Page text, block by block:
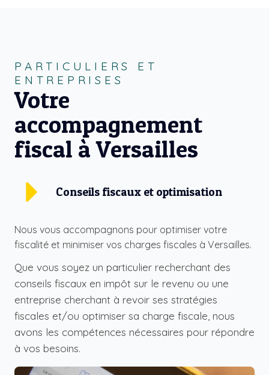
PARTICULIERS ET
ENTREPRISES
Votre
accompagnement
fiscal à Versailles
Conseils fiscaux et optimisation
Nous vous accompagnons pour optimiser votre
fiscalité et minimiser vos charges fiscales à Versailles.
Que vous soyez un particulier recherchant des
conseils fiscaux en impôt sur le revenu ou une
entreprise cherchant à revoir ses stratégies
fiscales et/ou optimiser sa charge fiscale, nous
avons les compétences nécessaires pour répondre
à vos besoins.